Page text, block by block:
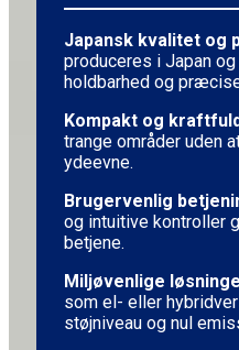
Japansk kvalitet og
produceres i Japan
holdbarhed og
Kompakt og kraftfuld
trange områder uden
ydeevne.
Brugervenlig
og intuitive kontroller
betjene.
Miljøvenlige
som el- eller
støjniveau og nul